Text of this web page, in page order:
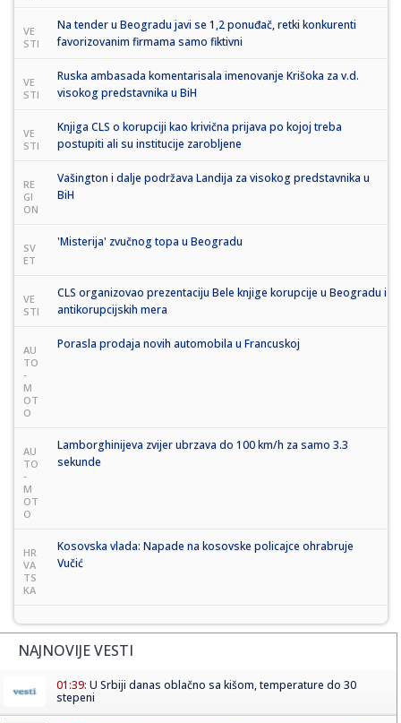
VE
STI
Na tender u Beogradu javi se 1,2 ponuđač, retki konkurenti
favorizovanim firmama samo fiktivni
VE
STI
Ruska ambasada komentarisala imenovanje Krišoka za v.d.
visokog predstavnika u BiH
VE
STI
Knjiga CLS o korupciji kao krivična prijava po kojoj treba
postupiti ali su institucije zarobljene
RE
GI
ON
Vašington i dalje podržava Landija za visokog predstavnika u
BiH
SV
ET
'Misterija' zvučnog topa u Beogradu
VE
STI
CLS organizovao prezentaciju Bele knjige korupcije u Beogradu i
antikorupcijskih mera
AU
TO
-
M
OT
O
Porasla prodaja novih automobila u Francuskoj
AU
TO
-
M
OT
O
Lamborghinijeva zvijer ubrzava do 100 km/h za samo 3.3
sekunde
HR
VA
TS
KA
Kosovska vlada: Napade na kosovske policajce ohrabruje
Vučić
NAJNOVIJE VESTI
01:39: U Srbiji danas oblačno sa kišom, temperature do 30
stepeni